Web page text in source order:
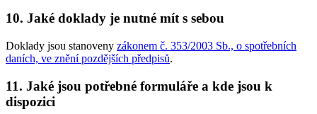
10. Jaké doklady je nutné mít s sebou
Doklady jsou stanoveny zákonem č. 353/2003 Sb., o spotřebních
daních, ve znění pozdějších předpisů.
11. Jaké jsou potřebné formuláře a kde jsou k
dispozici